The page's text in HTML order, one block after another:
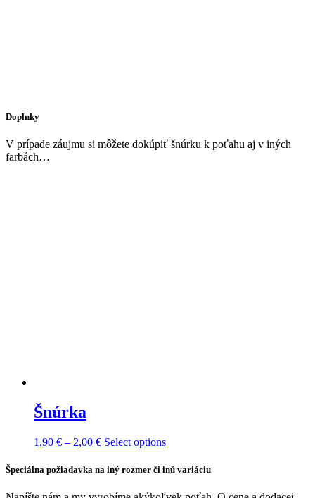
Doplnky
V prípade záujmu si môžete dokúpiť šnúrku k poťahu aj v iných
farbách…
Šnúrka
1,90 € – 2,00 €Price
1,90 €
2,00 €
Select optionsThis
has
variants.
Špeciálna požiadavka na iný rozmer či inú variáciu